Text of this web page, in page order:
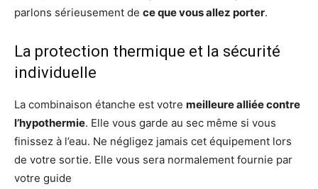
parlons sérieusement de ce que vous allez porter.
La protection thermique et la sécurité
individuelle
La combinaison étanche est votre meilleure alliée contre
l’hypothermie. Elle vous garde au sec même si vous
finissez à l’eau. Ne négligez jamais cet équipement lors
de votre sortie. Elle vous sera normalement fournie par
votre guide